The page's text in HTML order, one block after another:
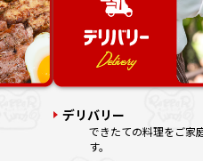
デリバリー
できたての料理をご家
す。